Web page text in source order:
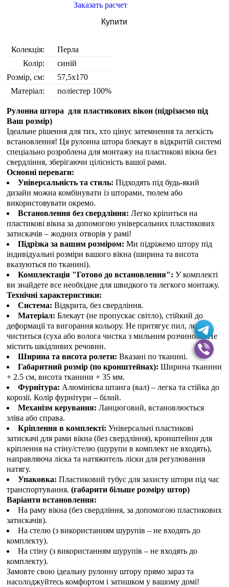
Заказать расчет
Купити
Колекція:
Перла
Колір:
синій
Розмір, см:
57,5х170
Матеріал:
поліестер 100%
Рулонна штора для пластикових вікон (підрізаємо під
Ваш розмір)
Ідеальне рішення для тих, хто цінує затемнення та легкість
встановлення! Ця рулонна штора блекаут в відкритій системі
спеціально розроблена для монтажу на пластикові вікна без
свердління, зберігаючи цілісність вашої рами.
Основні переваги:
Універсальність та стиль: Підходять під будь-який
дизайн можна комбінувати із шторами, тюлем або
використовувати окремо.
Встановлення без свердління: Легко кріпиться на
пластикові вікна за допомогою універсальних пластикових
затискачів – жодних отворів у рамі!
Підрізка за вашим розміром: Ми підріжемо штору під
індивідуальні розміри вашого вікна (ширина та висота
вказуються по тканині).
Комплектація "Готово до встановлення": У комплекті
ви знайдете все необхідне для швидкого та легкого монтажу.
Технічні характеристики:
Система: Відкрита, без свердління.
Матеріал: Блекаут (не пропускає світло), стійкий до
деформації та вигорання кольору. Не притягує пил, легко
чиститься (суха або волога чистка з мильним розчином). Не
містить шкідливих речовин.
Ширина та висота ролети: Вказані по тканині.
Габаритний розмір (по кронштейнах): Ширина тканини
+ 2.5 см, висота тканини + 35 мм.
Фурнітура: Алюмінієва штанга (вал) – легка та стійка до
корозії. Колір фурнітури – білий.
Механізм керування: Ланцюговий, встановлюється
зліва або справа.
Кріплення в комплекті: Універсальні пластикові
затискачі для рами вікна (без свердління), кронштейни для
кріплення на стіну/стелю (шурупи в комплект не входять),
направляюча ліска та натяжитель ліски для регулювання
натягу.
Упаковка: Пластиковий тубус для захисту штори під час
транспортування.(габарити більше розміру штор)
Варіанти встановлення:
На раму вікна (без свердління, за допомогою пластикових
затискачів).
На стелю (з використанням шурупів – не входять до
комплекту).
На стіну (з використанням шурупів – не входять до
комплекту).
Замовте свою ідеальну рулонну штору прямо зараз та
насолоджуйтесь комфортом і затишком у вашому домі!